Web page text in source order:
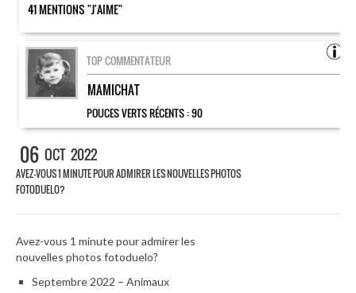
41 MENTIONS "J'AIME"
TOP COMMENTATEUR
MAMICHAT
POUCES VERTS RÉCENTS :90
06 OCT 2022
AVEZ-VOUS 1 MINUTE POUR ADMIRER LES NOUVELLES PHOTOS
FOTODUELO?
Avez-vous 1 minute pour admirer les
nouvelles photos fotoduelo?
Septembre 2022 – Animaux